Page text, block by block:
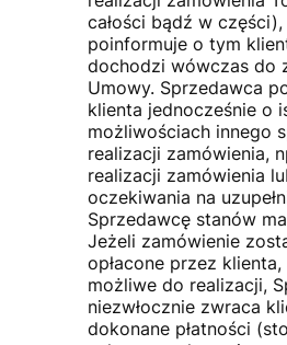
całości bądź w
poinformuje o tym
dochodzi wówczas do
Umowy. Sprzedawca
klienta jednocześnie o
możliwościach innego
realizacji zamówienia,
realizacji zamówienia
oczekiwania na
Sprzedawcę stanów
Jeżeli zamówienie
opłacone przez klienta,
możliwe do realizacji,
niezwłocznie zwraca
dokonane płatności